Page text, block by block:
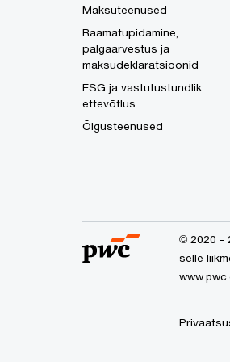
Maksuteenused
Raamatupidamine,
palgaarvestus ja
maksudeklaratsioonid
ESG ja vastutustundlik
ettevõtlus
Õigusteenused
© 2020 -
selle